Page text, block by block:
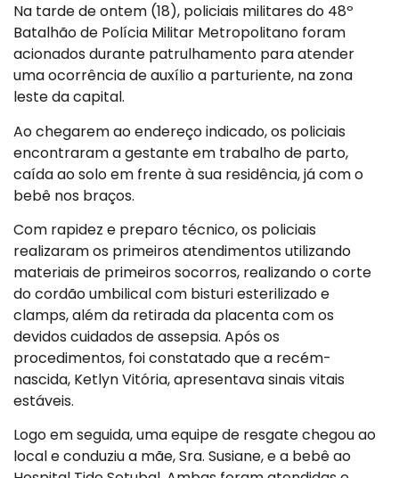
Na tarde de ontem (18), policiais militares do 48º
Batalhão de Polícia Militar Metropolitano foram
acionados durante patrulhamento para atender
uma ocorrência de auxílio a parturiente, na zona
leste da capital.
Ao chegarem ao endereço indicado, os policiais
encontraram a gestante em trabalho de parto,
caída ao solo em frente à sua residência, já com o
bebê nos braços.
Com rapidez e preparo técnico, os policiais
realizaram os primeiros atendimentos utilizando
materiais de primeiros socorros, realizando o corte
do cordão umbilical com bisturi esterilizado e
clamps, além da retirada da placenta com os
devidos cuidados de assepsia. Após os
procedimentos, foi constatado que a recém-
nascida, Ketlyn Vitória, apresentava sinais vitais
estáveis.
Logo em seguida, uma equipe de resgate chegou ao
local e conduziu a mãe, Sra. Susiane, e a bebê ao